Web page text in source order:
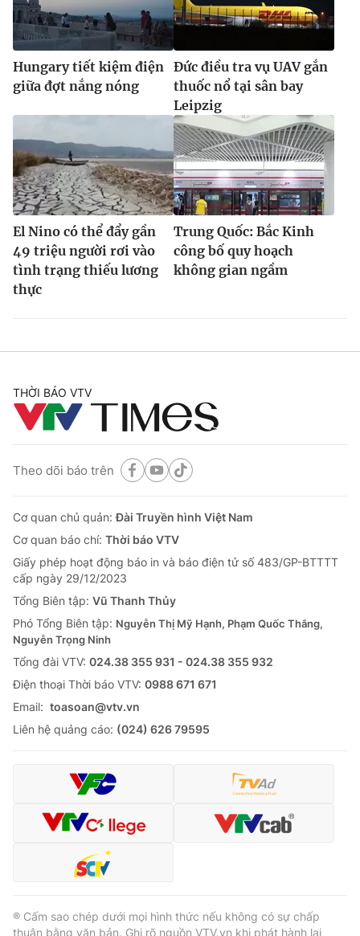
Hungary tiết kiệm điện
giữa đợt nắng nóng
Đức điều tra vụ UAV gắn
thuốc nổ tại sân bay
Leipzig
El Nino có thể đẩy gần
49 triệu người rơi vào
tình trạng thiếu lương
thực
Trung Quốc: Bắc Kinh
công bố quy hoạch
không gian ngầm
THỜI BÁO VTV
Theo dõi báo trên
Cơ quan chủ quản:Đài Truyền hình Việt Nam
Cơ quan báo chí: Thời báo VTV
Giấy phép hoạt động báo in và báo điện tử số 483/GP-BTTTT
cấp ngày 29/12/2023
Tổng Biên tập: Vũ Thanh Thủy
Phó Tổng Biên tập: Nguyễn Thị Mỹ Hạnh, Phạm Quốc Thắng,
Nguyễn Trọng Ninh
Tổng đài VTV: 024.38 355 931 - 024.38 355 932
Ðiện thoại Thời báo VTV: 0988 671 671
Email: toasoan@vtv.vn
Liên hệ quảng cáo: (024) 626 79595
® Cấm sao chép dưới mọi hình thức nếu không có sự chấp
thuận bằng văn bản. Ghi rõ nguồn VTV.vn khi phát hành lại